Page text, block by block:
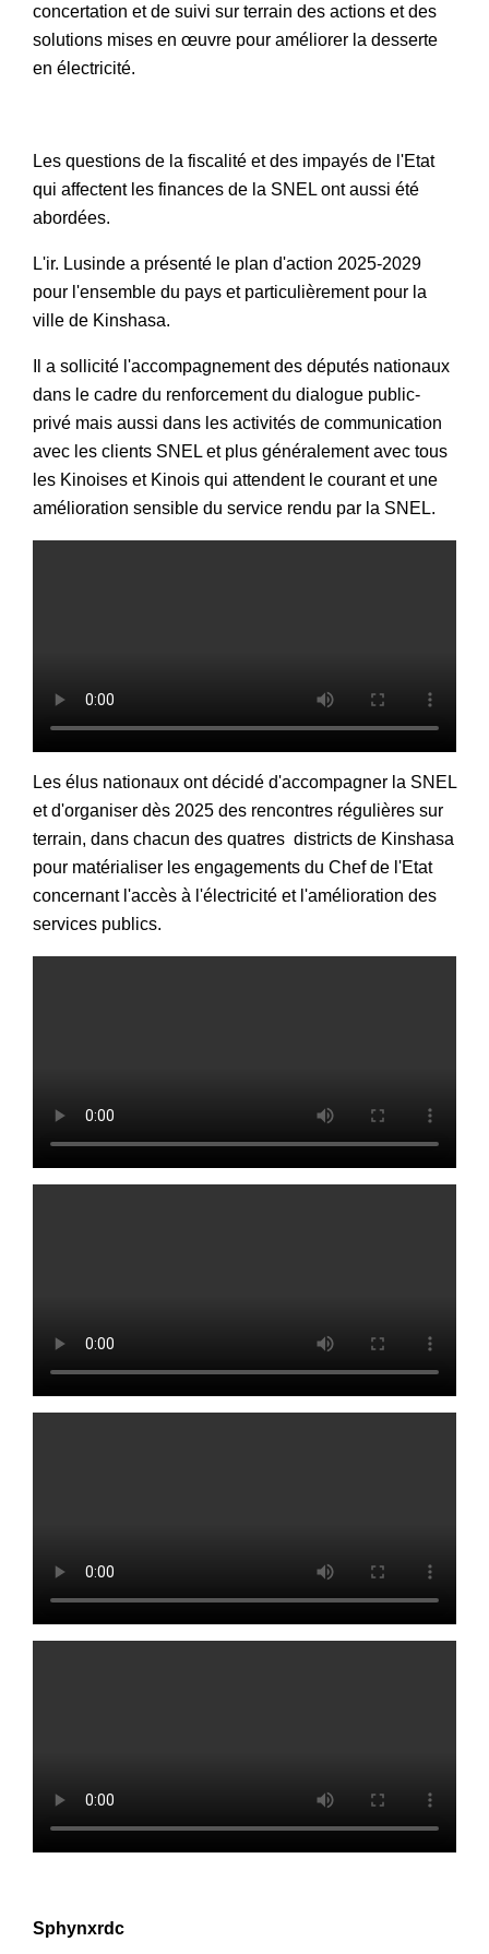
concertation et de suivi sur terrain des actions et des
solutions mises en œuvre pour améliorer la desserte
en électricité.
Les questions de la fiscalité et des impayés de l'Etat
qui affectent les finances de la SNEL ont aussi été
abordées.
L'ir. Lusinde a présenté le plan d'action 2025-2029
pour l'ensemble du pays et particulièrement pour la
ville de Kinshasa.
Il a sollicité l'accompagnement des députés nationaux
dans le cadre du renforcement du dialogue public-
privé mais aussi dans les activités de communication
avec les clients SNEL et plus généralement avec tous
les Kinoises et Kinois qui attendent le courant et une
amélioration sensible du service rendu par la SNEL.
Les élus nationaux ont décidé d'accompagner la SNEL
et d'organiser dès 2025 des rencontres régulières sur
terrain, dans chacun des quatres districts de Kinshasa
pour matérialiser les engagements du Chef de l'Etat
concernant l'accès à l'électricité et l'amélioration des
services publics.
Sphynxrdc